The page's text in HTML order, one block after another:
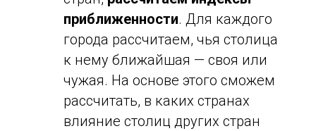
приближенности. Для каждого
города рассчитаем, чья столица
к нему ближайшая — своя или
чужая. На основе этого сможем
рассчитать, в каких странах
влияние столиц других стран